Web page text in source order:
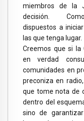
miembros de la
decisión. Como
dispuestos a
las que tenga lugar.
Creemos que si la
en verdad
comunidades en
preconiza en
que tome nota de
dentro del
sino de